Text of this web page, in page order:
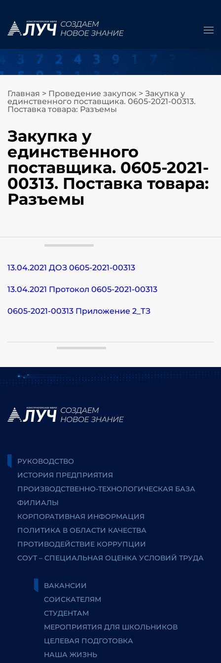
Главная > Проведение закупок > Закупка у
единственного поставщика. 0605-2021-00313.
Поставка товара: Разъемы
Закупка у
единственного
поставщика. 0605-2021-
00313. Поставка товара:
Разъемы
13.04.2021 ДОЗ 0605-2021-00313
13.04.2021 Протокол 0605-2021-00313
0605-2021-00313 Приложение 2_ТЗ
РУКОВОДСТВО
ИСТОРИЯ ПРЕДПРИЯТИЯ
ПРОИЗВОДСТВЕННО-ТЕХНОЛОГИЧЕСКАЯ БАЗА
ФИЛИАЛЫ
КОРПОРАТИВНАЯ ИНФОРМАЦИЯ
ПОЛИТИКА В ОБЛАСТИ КАЧЕСТВА
ПРОТИВОДЕЙСТВИЕ КОРРУПЦИИ
СОУТ – СПЕЦИАЛЬНАЯ ОЦЕНКА УСЛОВИЙ ТРУДА
ВАКАНСИИ
СОИСКАТЕЛЯМ
СТУДЕНТАМ
МЕРОПРИЯТИЯ ДЛЯ ШКОЛЬНИКОВ
ЦЕЛЕВАЯ ПОДГОТОВКА
НАША ЖИЗНЬ